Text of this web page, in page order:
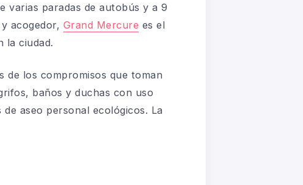
varias paradas de autobús y a 9
acogedor, Grand Mercure es el
la ciudad.
de los compromisos que toman
baños y duchas con uso
aseo personal ecológicos. La